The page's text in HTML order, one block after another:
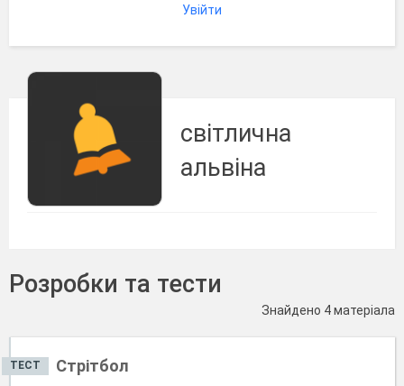
Увійти
світлична
альвіна
Розробки та тести
Знайдено 4 матеріала
ТЕСТ Стрітбол